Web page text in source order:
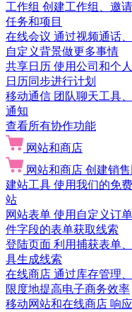
工作组 创建工作组、邀
任务和项目
在线会议 通过视频通话
自定义背景做更多事情
共享日历 使用公司和个
日历同步进行计划
移动通信 团队聊天工具
通知
查看所有协作功能
网站和商店
网站和商店 创建销
建站工具 使用我们的免
站
网站表单 使用自定义订
件字段的表单获取线索
登陆页面 利用捕获表单
具生成线索
在线商店 通过库存管理
限度地提高电子商务效率
移动网站和在线商店 响